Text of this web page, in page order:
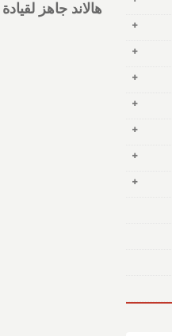
هالاند جاهز